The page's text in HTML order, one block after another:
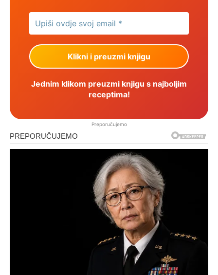
Jednim klikom preuzmi knjigu s najboljim
receptima!
Preporučujemo